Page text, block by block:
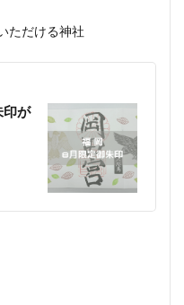
ただける神社
が